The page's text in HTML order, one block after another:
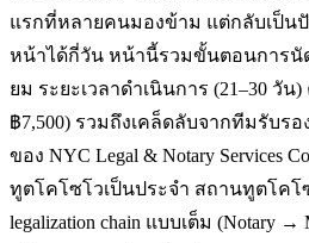
แรกที่หลายคนมองข้าม แต่กลับเป็นปั
หน้าได้กี่วัน หน้านี้รวมขั้นตอนการนั
ยม ระยะเวลาดำเนินการ (21–30 วัน
฿7,500) รวมถึงเคล็ดลับจากทีมรับรอ
ของ NYC Legal & Notary Services
ทูตโคโซโวเป็นประจำ สถานทูตโคโ
legalization chain แบบเต็ม (Notary